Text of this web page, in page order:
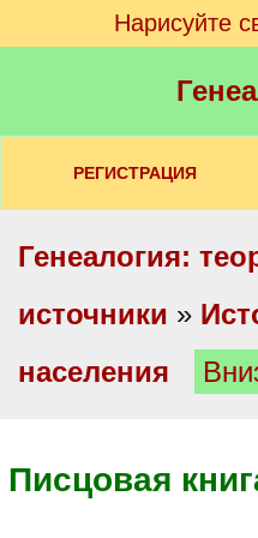
Нарисуйте
РЕГИСТРАЦИЯ
Генеалогия:
источники »
населения
Писцовая